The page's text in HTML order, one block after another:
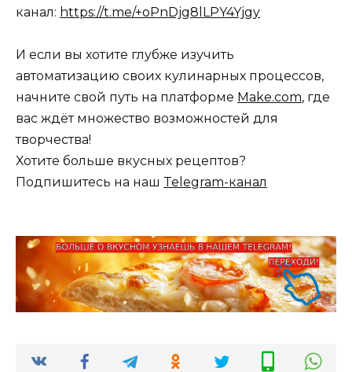
канал: https://t.me/+oPnDjg8lLPY4Yjgy
И если вы хотите глубже изучить
автоматизацию своих кулинарных процессов,
начните свой путь на платформе Make.com, где
вас ждёт множество возможностей для
творчества!
Хотите больше вкусных рецептов?
Подпишитесь на наш Telegram-канал